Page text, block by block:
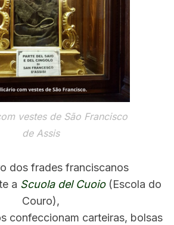
vestes de São Francisco
de Assis
dos frades franciscanos
a Scuola del Cuoio (Escola do
Couro),
confeccionam carteiras, bolsas